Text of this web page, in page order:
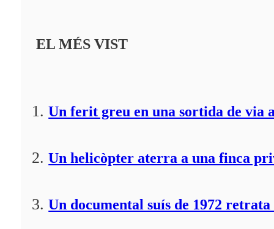
EL MÉS VIST
Un ferit greu en una sortida de via
Un helicòpter aterra a una finca
Un documental suís de 1972